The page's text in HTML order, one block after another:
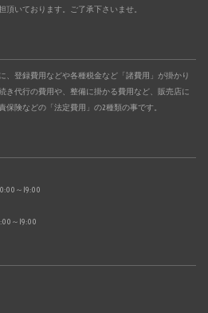
いております。ご了承下さいませ。
、登録費用などや各種税金など「諸費用」が掛かり
き代行の費用や、整備に掛かる費用など、販売店に
険などの「法定費用」の2種類の事です。
～19:00
～19:00